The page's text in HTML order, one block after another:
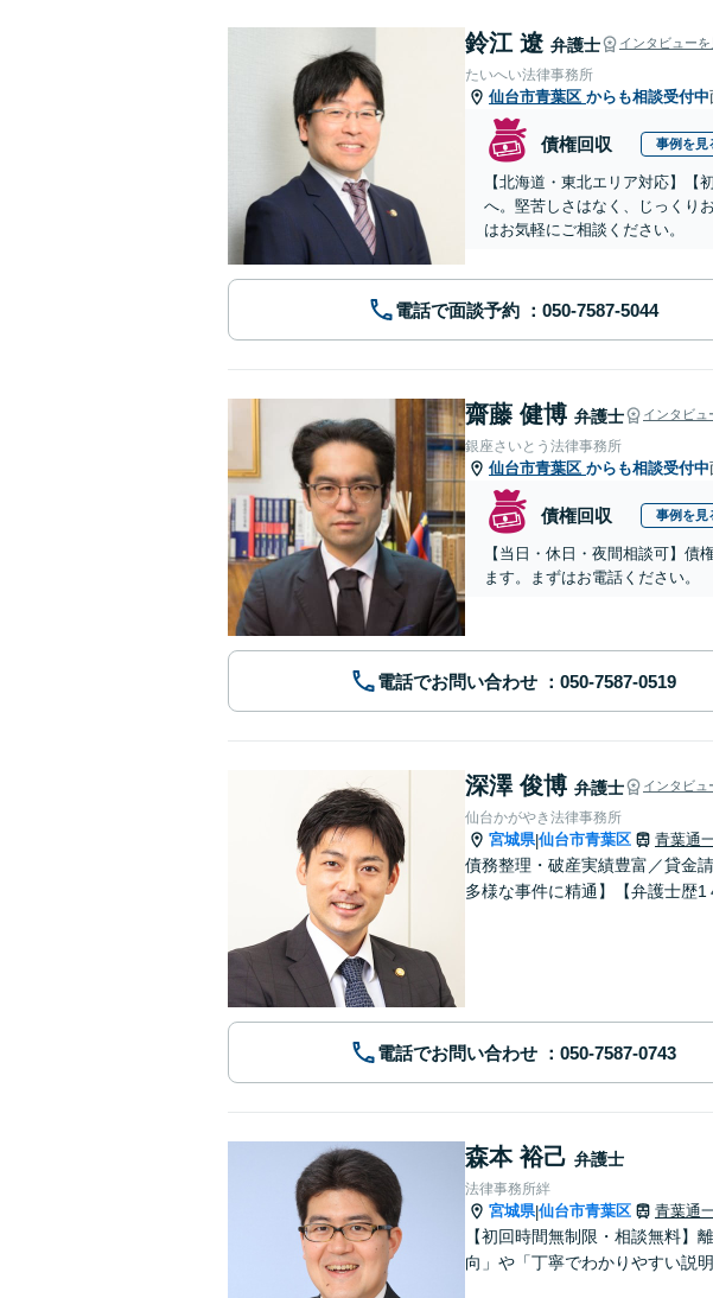
鈴江 遼 弁護士 インタビューを
たいへい法律事務所
仙台市青葉区 からも相談受付中
債権回収 事例を見
【北海道・東北エリア対応】
へ。堅苦しさはなく、じっくり
はお気軽にご相談ください。
電話で面談予約
齋藤 健博 弁護士 インタビュ
銀座さいとう法律事務所
仙台市青葉区 からも相談受付中
債権回収 事例を見
【当日・休日・夜間相談可】
ます。まずはお電話ください。
電話でお問い合わせ
深澤 俊博 弁護士 インタビュ
仙台かがやき法律事務所
宮城県|仙台市青葉区 青葉通
債務整理・破産実績豊富／貸金
多様な事件に精通】【弁護士歴1
電話でお問い合わせ
森本 裕己 弁護士
法律事務所絆
宮城県|仙台市青葉区 青葉通
【初回時間無制限・相談無料】
向」や「丁寧でわかりやすい説